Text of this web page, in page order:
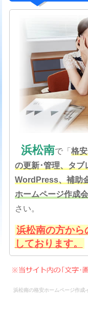
浜松南で「 格安
の更新･管理、タブ
WordPress、補助
ホームページ作成
さい。
浜松南の方から
しております。
浜松南の格安ホームページ作成